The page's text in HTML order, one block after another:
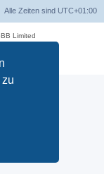
Alle Zeiten sind UTC+01:00
Limited